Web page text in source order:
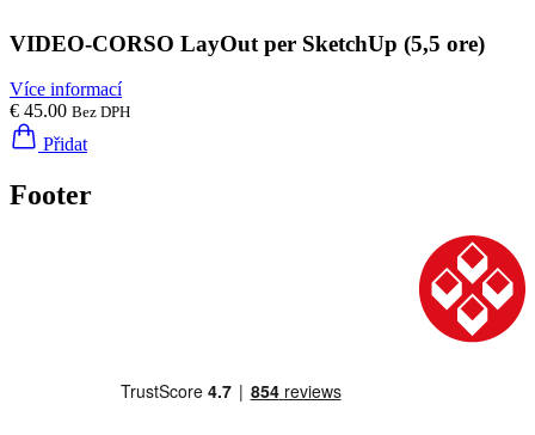
VIDEO-CORSO LayOut per SketchUp (5,5 ore)
Více informací
€ 45.00 Bez DPH
Přidat
Footer